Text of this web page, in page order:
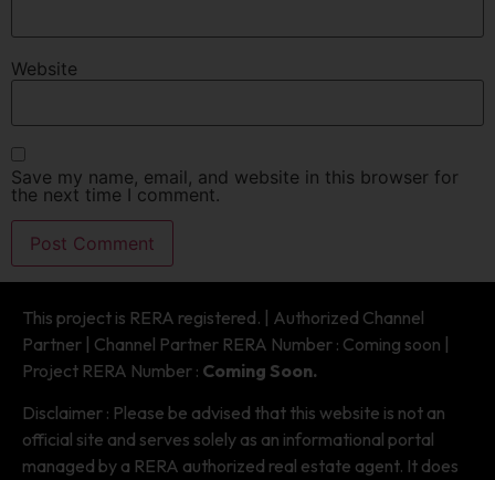
Website
Save my name, email, and website in this browser for
the next time I comment.
This project is RERA registered. | Authorized Channel
Partner | Channel Partner RERA Number : Coming soon |
Project RERA Number : Coming Soon.
Disclaimer : Please be advised that this website is not an
official site and serves solely as an informational portal
managed by a RERA authorized real estate agent. It does